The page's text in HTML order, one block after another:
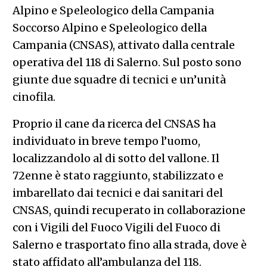
Alpino e Speleologico della Campania
Soccorso Alpino e Speleologico della
Campania (CNSAS), attivato dalla centrale
operativa del 118 di Salerno. Sul posto sono
giunte due squadre di tecnici e un’unità
cinofila.
Proprio il cane da ricerca del CNSAS ha
individuato in breve tempo l’uomo,
localizzandolo al di sotto del vallone. Il
72enne è stato raggiunto, stabilizzato e
imbarellato dai tecnici e dai sanitari del
CNSAS, quindi recuperato in collaborazione
con i Vigili del Fuoco Vigili del Fuoco di
Salerno e trasportato fino alla strada, dove è
stato affidato all’ambulanza del 118.